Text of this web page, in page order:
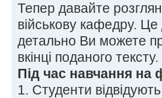
Тепер давайте
військову кафедру.
детально Ви можете
вкінці поданого тексту.
Під час навчання на
1. Студенти